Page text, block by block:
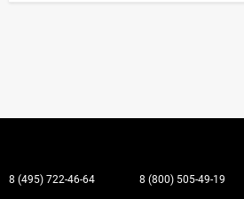
8 (495) 722-46-64 8 (800) 505-49-19